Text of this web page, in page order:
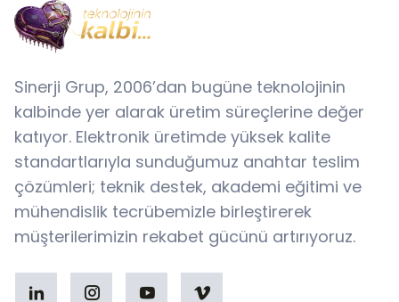
Sinerji Grup, 2006’dan bugüne teknolojinin
kalbinde yer alarak üretim süreçlerine değer
katıyor. Elektronik üretimde yüksek kalite
standartlarıyla sunduğumuz anahtar teslim
çözümleri; teknik destek, akademi eğitimi ve
mühendislik tecrübemizle birleştirerek
müşterilerimizin rekabet gücünü artırıyoruz.